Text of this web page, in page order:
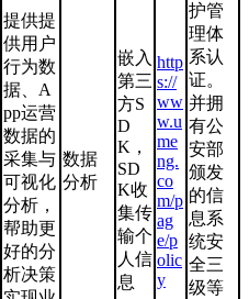
提供提
供用户
行为数
据、A
pp运营
数据的
采集与
可视化
分析，
帮助更
好的分
析决策
数据
分析
嵌入
第三
方S
D
K，
SD
K收
集传
输个
人信
息
http
s://
ww
w.u
me
ng.
co
m/p
ag
e/p
olic
y
护管
理体
系认
证。
并拥
有公
安部
颁发
的信
息系
统安
全三
级等